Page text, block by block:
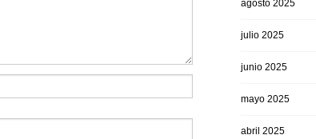
agosto 2025
julio 2025
junio 2025
mayo 2025
abril 2025